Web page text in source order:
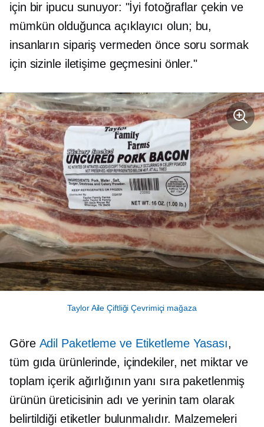
için bir ipucu sunuyor: "İyi fotoğraflar çekin ve
mümkün olduğunca açıklayıcı olun; bu,
insanların sipariş vermeden önce soru sormak
için sizinle iletişime geçmesini önler."
Taylor Aile Çiftliği Çevrimiçi mağaza
Göre Adil Paketleme ve Etiketleme Yasası,
tüm gıda ürünlerinde, içindekiler, net miktar ve
toplam içerik ağırlığının yanı sıra paketlenmiş
ürünün üreticisinin adı ve yerinin tam olarak
belirtildiği etiketler bulunmalıdır. Malzemeleri